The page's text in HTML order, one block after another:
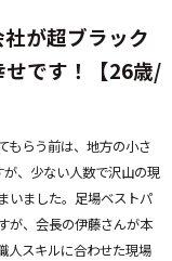
が超ブラック
せです！【26歳/
もらう前は、地方の小さ
、少ない人数で沢山の現
いました。足場ベストパ
が、会長の伊藤さんが本
人スキルに合わせた現場